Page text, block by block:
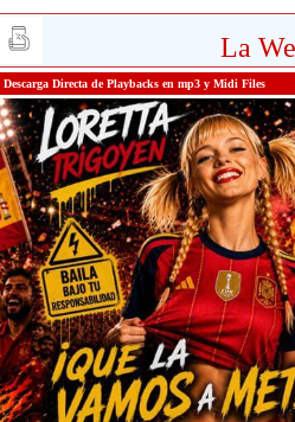
La
Descarga Directa de Playbacks en mp3 y Midi Files